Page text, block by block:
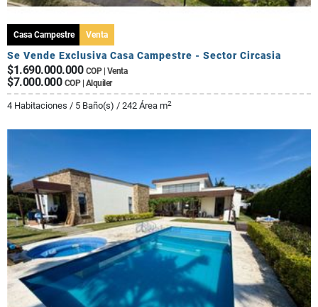
Casa Campestre Venta
Se Vende Exclusiva Casa Campestre - Sector Circasia
$1.690.000.000 COP | Venta
$7.000.000 COP | Alquiler
4 Habitaciones / 5 Baño(s) / 242 Área m2